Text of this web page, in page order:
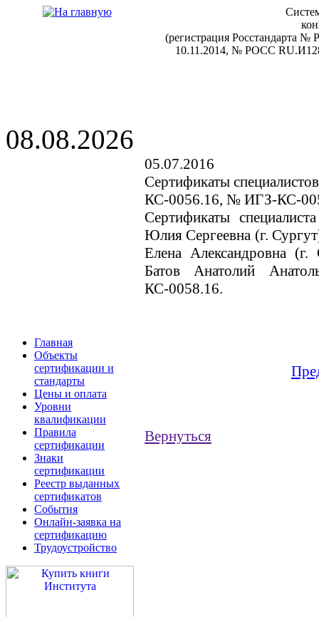
(регистрация
10.11.2014, № РОСС
08.08.2026
Главная
Объекты
сертификации и
стандарты
Цены и оплата
Уровни
квалификации
Правила
сертификации
Знаки
сертификации
Реестр выданных
сертификатов
События
Онлайн-заявка на
сертификацию
Трудоустройство
05.07.2016
Сертификаты
КС-0056.16, № ИГЗ-КС-
Сертификаты
Юлия Сергеевна (г.
Елена Александровна
Батов Анатолий
КС-0058.16.
Вернуться